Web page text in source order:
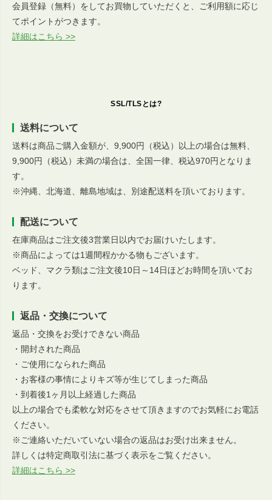
会員登録（無料）をしてお買物していただくと、ご利用額に応じ
てポイントがつきます。
詳細はこちら >>
SSL/TLSとは?
送料について
送料は商品ご購入金額が、9,900円（税込）以上の場合は無料、
9,900円（税込）未満の場合は、全国一律、税込970円となりま
す。
※沖縄、北海道、離島地域は、別途配送料を頂いております。
配送について
在庫商品はご注文後3営業日以内でお届けいたします。
※商品によっては1週間程かかる物もございます。
ベッド、マクラ類はご注文後10日～14日ほどお時間を頂いてお
ります。
返品・交換について
返品・交換をお受けできない商品
・開封された商品
・ご使用になられた商品
・お客様の事情によりキズ等が生じてしまった商品
・到着後1ヶ月以上経過した商品
以上の場合でも柔軟な対応をさせて頂きますのでお気軽にお電話
ください。
※ご連絡いただいていない場合の返品はお受け出来ません。
詳しくは特定商取引法に基づく表示をご覧ください。
詳細はこちら >>